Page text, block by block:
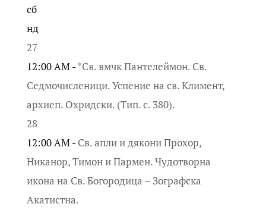
сб
нд
27
12:00 AM -*Св. вмчк Пантелеймон. Св.
Седмочисленици. Успение на св. Климент,
архиеп. Охридски. (Тип. с. 380).
28
12:00 AM - Св. апли и дякони Прохор,
Никанор, Тимон и Пармен. Чудотворна
икона на Св. Богородица – Зографска
Акатистна.